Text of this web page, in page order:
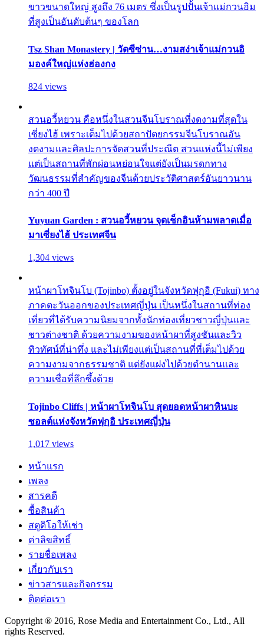
ขาวขนาดใหญ่ สูงถึง 76 เมตร ซึ่งเป็นรูปปั้นเจ้าแม่กวนอิม
ที่สูงเป็นอันดับต้นๆ ของโลก
Tsz Shan Monastery | วัดซีซ่าน…งามสง่าเจ้าแม่กวนอิ
มองค์ใหญ่แห่งฮ่องกง
824 views
สวนอวี้หยวน คือหนึ่งในสวนจีนโบราณที่งดงามที่สุดใน
เซี่ยงไฮ้ เพราะเต็มไปด้วยสถาปัตยกรรมจีนโบราณอัน
งดงามและศิลปะการจัดสวนที่ประณีต สวนแห่งนี้ไม่เพียง
แต่เป็นสถานที่พักผ่อนหย่อนใจแต่ยังเป็นมรดกทาง
วัฒนธรรมที่สำคัญของจีนด้วยประวัติศาสตร์อันยาวนาน
กว่า 400 ปี
Yuyuan Garden : สวนอวี้หยวน จุดเช็กอินห้ามพลาดเมื่อ
มาเซี่ยงไฮ้ ประเทศจีน
1,304 views
หน้าผาโทจินโบ (Tojinbo) ตั้งอยู่ในจังหวัดฟุกุอิ (Fukui) ทาง
ภาคตะวันออกของประเทศญี่ปุ่น เป็นหนึ่งในสถานที่ท่อง
เที่ยวที่ได้รับความนิยมจากทั้งนักท่องเที่ยวชาวญี่ปุ่นและ
ชาวต่างชาติ ด้วยความงามของหน้าผาที่สูงชันและวิว
ทิวทัศน์ที่น่าทึ่ง และไม่เพียงแต่เป็นสถานที่ที่เต็มไปด้วย
ความงามจากธรรมชาติ แต่ยังแฝงไปด้วยตำนานและ
ความเชื่อที่ลึกซึ้งด้วย
Tojinbo Cliffs | หน้าผาโทจินโบ สุดยอดหน้าผาหินบะ
ซอลต์แห่งจังหวัดฟุกุอิ ประเทศญี่ปุ่น
1,017 views
หน้าแรก
เพลง
สารคดี
ซื้อสินค้า
สตูดิโอให้เช่า
ค่าลิขสิทธิ์
รายชื่อเพลง
เกี่ยวกับเรา
ข่าวสารและกิจกรรม
ติดต่อเรา
Copyright ® 2016, Rose Media and Entertainment Co., Ltd., All
rights Reserved.